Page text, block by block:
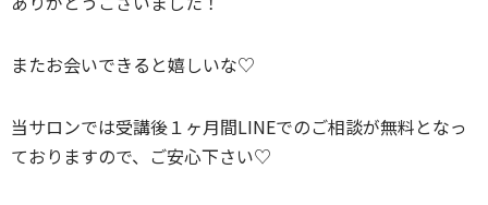
またお会いできると嬉しいな♡
当サロンでは受講後１ヶ月間LINEでのご相談が無料となっ
ておりますので、ご安心下さい♡